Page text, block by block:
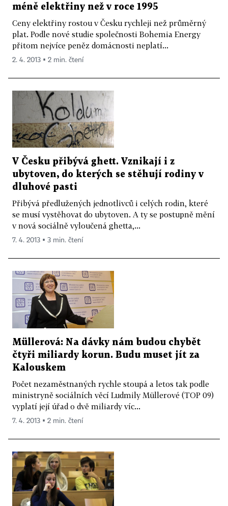
méně elektřiny než v roce 1995
Ceny elektřiny rostou v Česku rychleji než průměrný
plat. Podle nové studie společnosti Bohemia Energy
přitom nejvíce peněz domácnosti neplatí...
2. 4. 2013 ▪ 2 min. čtení
V Česku přibývá ghett. Vznikají i z
ubytoven, do kterých se stěhují rodiny v
dluhové pasti
Přibývá předlužených jednotlivců i celých rodin, které
se musí vystěhovat do ubytoven. A ty se postupně mění
v nová sociálně vyloučená ghetta,...
7. 4. 2013 ▪ 3 min. čtení
Müllerová: Na dávky nám budou chybět
čtyři miliardy korun. Budu muset jít za
Kalouskem
Počet nezaměstnaných rychle stoupá a letos tak podle
ministryně sociálních věcí Ludmily Müllerové (TOP 09)
vyplatí její úřad o dvě miliardy víc...
7. 4. 2013 ▪ 2 min. čtení